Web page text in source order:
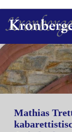
Mathias